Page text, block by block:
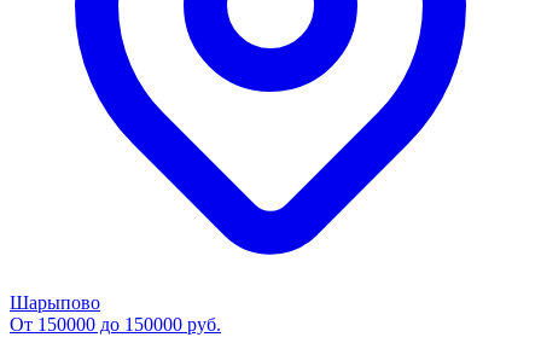
Шарыпово
От 150000 до 150000 руб.